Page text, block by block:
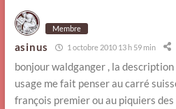
Membre
asinus 1 octobre 2010 13 h 59 min
bonjour waldganger , la
usage me fait penser au carré
françois premier ou au piquiers